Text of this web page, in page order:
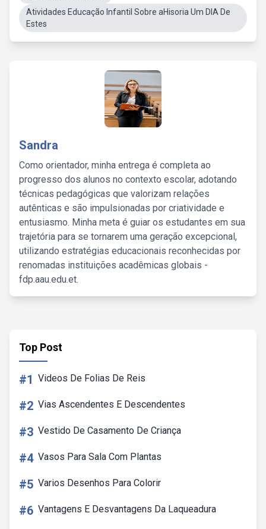
Atividades Educação Infantil Sobre aHisoria Um DIA De
Estes
Sandra
Como orientador, minha entrega é completa ao
progresso dos alunos no contexto escolar, adotando
técnicas pedagógicas que valorizam relações
autênticas e são impulsionadas por criatividade e
entusiasmo. Minha meta é guiar os estudantes em sua
trajetória para se tornarem uma geração excepcional,
utilizando estratégias educacionais reconhecidas por
renomadas instituições acadêmicas globais -
fdp.aau.edu.et.
Top Post
#1 Videos De Folias De Reis
#2 Vias Ascendentes E Descendentes
#3 Vestido De Casamento De Criança
#4 Vasos Para Sala Com Plantas
#5 Varios Desenhos Para Colorir
#6 Vantagens E Desvantagens Da Laqueadura